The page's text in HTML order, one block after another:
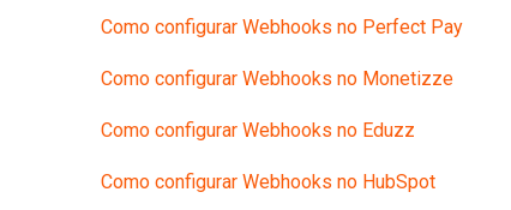
Como configurar Webhooks no Perfect Pay
Como configurar Webhooks no Monetizze
Como configurar Webhooks no Eduzz
Como configurar Webhooks no HubSpot